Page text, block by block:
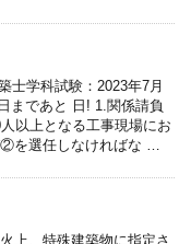
士学科試験：2023年7月
まであと 日! 1.関係請負
以上となる工事現場にお
を選任しなければな …
上、特殊建築物に指定さ